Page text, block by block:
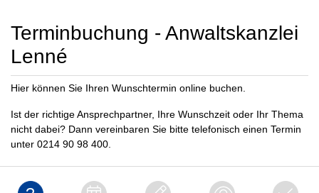
Terminbuchung - Anwaltskanzlei
Lenné
Hier können Sie Ihren Wunschtermin online buchen.
Ist der richtige Ansprechpartner, Ihre Wunschzeit oder Ihr Thema
nicht dabei? Dann vereinbaren Sie bitte telefonisch einen Termin
unter 0214 90 98 400.